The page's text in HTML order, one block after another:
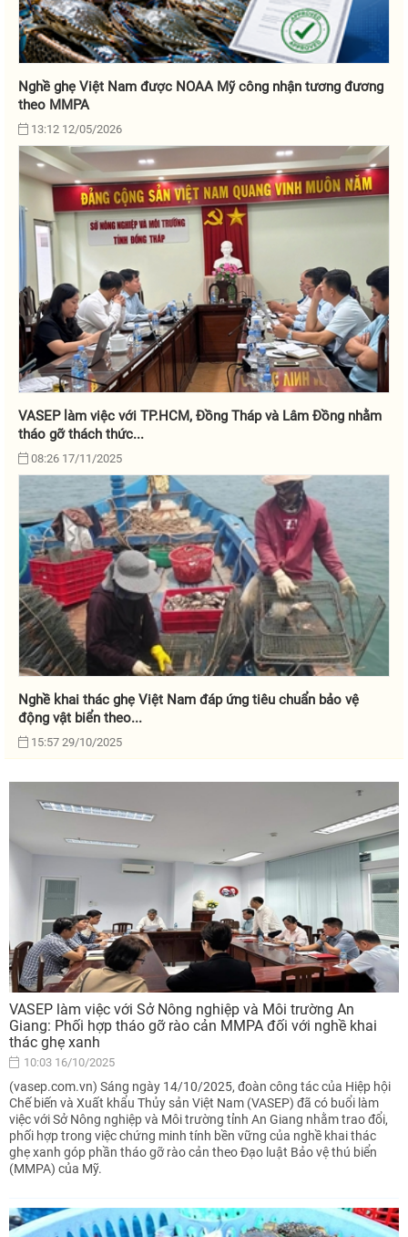
Nghề ghẹ Việt Nam được NOAA Mỹ công nhận tương đương
theo MMPA
13:12 12/05/2026
VASEP làm việc với TP.HCM, Đồng Tháp và Lâm Đồng nhằm
tháo gỡ thách thức...
08:26 17/11/2025
Nghề khai thác ghẹ Việt Nam đáp ứng tiêu chuẩn bảo vệ
động vật biển theo...
15:57 29/10/2025
VASEP làm việc với Sở Nông nghiệp và Môi trường An
Giang: Phối hợp tháo gỡ rào cản MMPA đối với nghề khai
thác ghẹ xanh
10:03 16/10/2025
(vasep.com.vn) Sáng ngày 14/10/2025, đoàn công tác của Hiệp hội
Chế biến và Xuất khẩu Thủy sản Việt Nam (VASEP) đã có buổi làm
việc với Sở Nông nghiệp và Môi trường tỉnh An Giang nhằm trao đổi,
phối hợp trong việc chứng minh tính bền vững của nghề khai thác
ghẹ xanh góp phần tháo gỡ rào cản theo Đạo luật Bảo vệ thú biển
(MMPA) của Mỹ.